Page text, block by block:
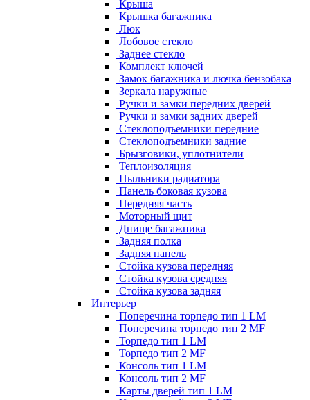
Крыша
Крышка багажника
Люк
Лобовое стекло
Заднее стекло
Комплект ключей
Замок багажника и лючка бензобака
Зеркала наружные
Ручки и замки передних дверей
Ручки и замки задних дверей
Стеклоподъемники передние
Стеклоподъемники задние
Брызговики, уплотнители
Теплоизоляция
Пыльники радиатора
Панель боковая кузова
Передняя часть
Моторный щит
Днище багажника
Задняя полка
Задняя панель
Стойка кузова передняя
Стойка кузова средняя
Стойка кузова задняя
Интерьер
Поперечина торпедо тип 1 LM
Поперечина торпедо тип 2 MF
Торпедо тип 1 LM
Торпедо тип 2 MF
Консоль тип 1 LM
Консоль тип 2 MF
Карты дверей тип 1 LM